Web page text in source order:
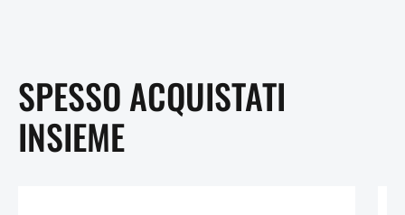
SPESSO ACQUISTATI
INSIEME